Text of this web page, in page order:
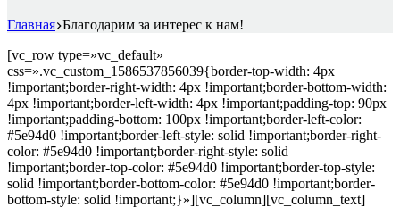
Главная Благодарим за интерес к нам!
[vc_row type=»vc_default»
css=».vc_custom_1586537856039{border-top-width: 4px
!important;border-right-width: 4px !important;border-bottom-width:
4px !important;border-left-width: 4px !important;padding-top: 90px
!important;padding-bottom: 100px !important;border-left-color:
#5e94d0 !important;border-left-style: solid !important;border-right-
color: #5e94d0 !important;border-right-style: solid
!important;border-top-color: #5e94d0 !important;border-top-style:
solid !important;border-bottom-color: #5e94d0 !important;border-
bottom-style: solid !important;}»][vc_column][vc_column_text]